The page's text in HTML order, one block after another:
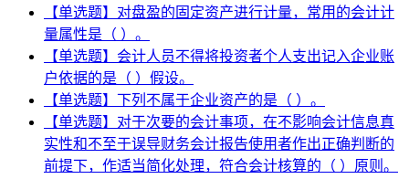
【单选题】对盘盈的固定资产进行计量，常用的会计计
量属性是（ ）。
【单选题】会计人员不得将投资者个人支出记入企业账
户依据的是（ ）假设。
【单选题】下列不属于企业资产的是（ ）。
【单选题】对于次要的会计事项，在不影响会计信息真
实性和不至于误导财务会计报告使用者作出正确判断的
前提下，作适当简化处理，符合会计核算的（ ）原则。